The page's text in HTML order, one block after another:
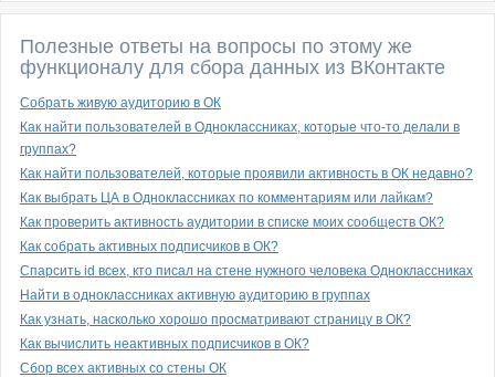
Полезные ответы на вопросы по этому же
функционалу для сбора данных из ВКонтакте
Собрать живую аудиторию в ОК
Как найти пользователей в Одноклассниках, которые что-то делали в
группах?
Как найти пользователей, которые проявили активность в ОК недавно?
Как выбрать ЦА в Одноклассниках по комментариям или лайкам?
Как проверить активность аудитории в списке моих сообществ ОК?
Как собрать активных подписчиков в ОК?
Спарсить id всех, кто писал на стене нужного человека Одноклассниках
Найти в одноклассниках активную аудиторию в группах
Как узнать, насколько хорошо просматривают страницу в ОК?
Как вычислить неактивных подписчиков в ОК?
Сбор всех активных со стены ОК